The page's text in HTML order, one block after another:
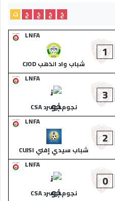
خ خ خ خ
ت
LNFA
1
شباب واد الذهب CJOD
LNFA
3
نجوم أوسرد CSA
LNFA
2
شباب سيدي إفني CUJSI
LNFA
0
نجوم أوسرد CSA